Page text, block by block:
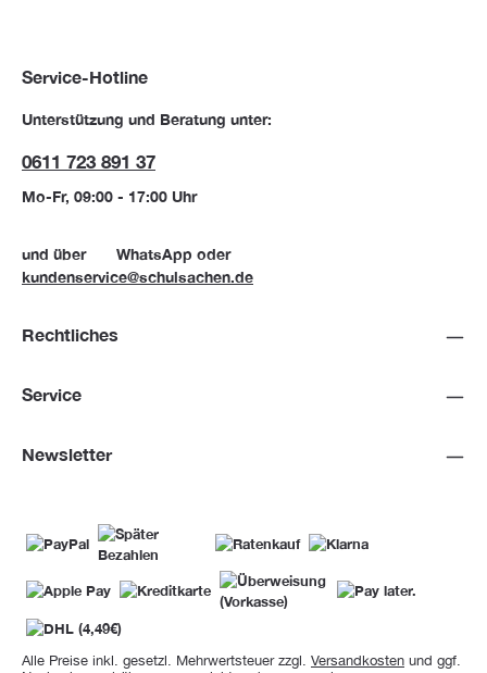
Service-Hotline
Unterstützung und Beratung unter:
0611 723 891 37
Mo-Fr, 09:00 - 17:00 Uhr
und über WhatsApp oder
kundenservice@schulsachen.de
Rechtliches
Service
Newsletter
Alle Preise inkl. gesetzl. Mehrwertsteuer zzgl. Versandkosten und ggf.